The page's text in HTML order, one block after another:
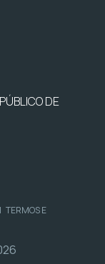
DE
| TERMOS E